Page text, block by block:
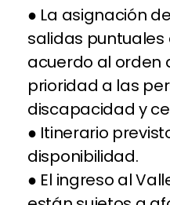
● La asignación
salidas
acuerdo al orden
prioridad a las
discapacidad y
● Itinerario
disponibilidad.
● El ingreso al